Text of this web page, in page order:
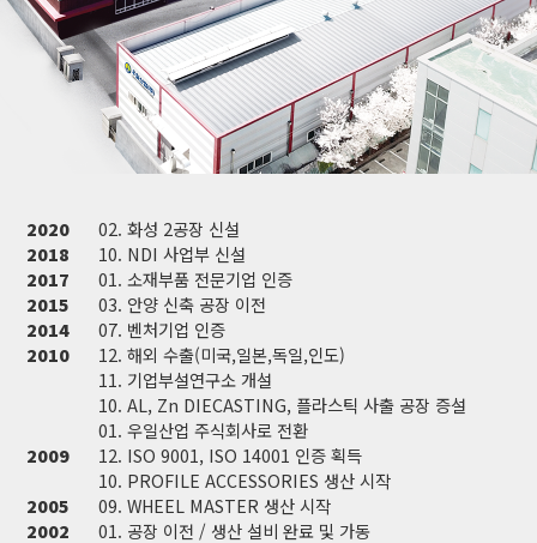
2020
02. 화성 2공장 신설
2018
10. NDI 사업부 신설
2017
01. 소재부품 전문기업 인증
2015
03. 안양 신축 공장 이전
2014
07. 벤처기업 인증
2010
12. 해외 수출(미국,일본,독일,인도)
11. 기업부설연구소 개설
10. AL, Zn DIECASTING, 플라스틱 사출 공장 증설
01. 우일산업 주식회사로 전환
2009
12. ISO 9001, ISO 14001 인증 획득
10. PROFILE ACCESSORIES 생산 시작
2005
09. WHEEL MASTER 생산 시작
2002
01. 공장 이전 / 생산 설비 완료 및 가동